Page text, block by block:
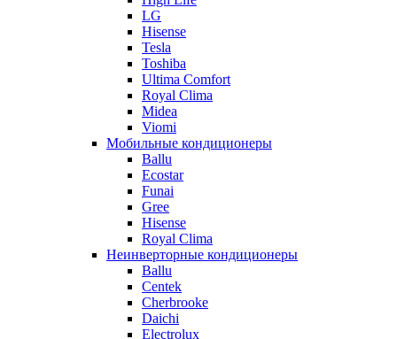
LG
Hisense
Tesla
Toshiba
Ultima Comfort
Royal Clima
Midea
Viomi
Мобильные кондиционеры
Ballu
Ecostar
Funai
Gree
Hisense
Royal Clima
Неинверторные кондиционеры
Ballu
Centek
Cherbrooke
Daichi
Electrolux